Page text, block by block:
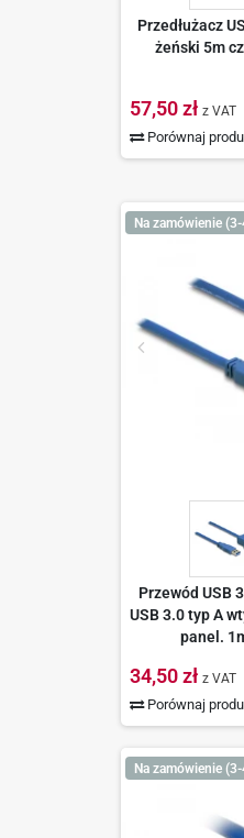
Przedłużacz
żeński 5m
57,50 zł z VAT
Porównaj
Na zamówienie
Przewód USB
USB 3.0 typ A
panel.
34,50 zł z VAT
Porównaj
Na zamówienie